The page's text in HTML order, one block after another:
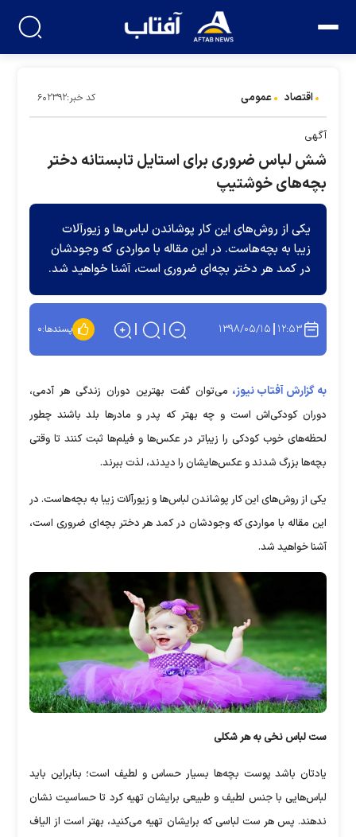
اقتصاد عمومی کد خبر:۶۰۲۳۹۲
آگهی
شش لباس ضروری برای استایل تابستانه دختر
بچه‌های خوشتیپ
یکی از روش‌های این کار پوشاندن لباس‎‌ها و زیورآلات
زیبا به بچه‌هاست. در این مقاله با مواردی که وجودشان
در کمد هر دختر بچه‌ای ضروری است، آشنا خواهید شد.
۱۲:۵۳ ۱۳۹۸/۰۵/۱۵ پسندها:۰
به گزارش آفتاب نیوز، می‌توان گفت بهترین دوران زندگی هر آدمی،
دوران کودکی‌اش است و چه بهتر که پدر و مادرها بلد باشند چطور
لحظه‌های خوب کودکی را زیباتر در عکس‌ها و فیلم‌ها ثبت کنند تا وقتی
بچه‌ها بزرگ شدند و عکس‌هایشان را دیدند، لذت ببرند.
یکی از روش‌های این کار پوشاندن لباس‎‌ها و زیورآلات زیبا به بچه‌هاست. در
این مقاله با مواردی که وجودشان در کمد هر دختر بچه‌ای ضروری است،
آشنا خواهید شد.
ست لباس نخی به هر شکلی
یادتان باشد پوست بچه‌ها بسیار حساس و لطیف است؛ بنابراین باید
لباس‌هایی با جنس لطیف و طبیعی برایشان تهیه کرد تا حساسیت نشان
ندهند. پس هر ست لباسی که برایشان تهیه می‌کنید، بهتر است از الیاف